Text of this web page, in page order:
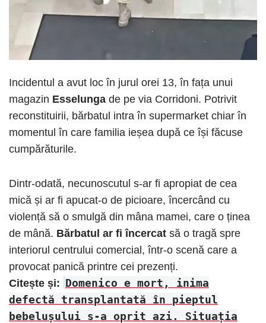
Incidentul a avut loc în jurul orei 13, în fața unui
magazin Esselunga de pe via Corridoni. Potrivit
reconstituirii, bărbatul intra în supermarket chiar în
momentul în care familia ieșea după ce își făcuse
cumpărăturile.
Dintr-odată, necunoscutul s-ar fi apropiat de cea
mică și ar fi apucat-o de picioare, încercând cu
violență să o smulgă din mâna mamei, care o ținea
de mână. Bărbatul ar fi încercat să o tragă spre
interiorul centrului comercial, într-o scenă care a
provocat panică printre cei prezenți.
Citește și: Domenico e mort, inima
defectă transplantată în pieptul
bebelușului s-a oprit azi. Situația